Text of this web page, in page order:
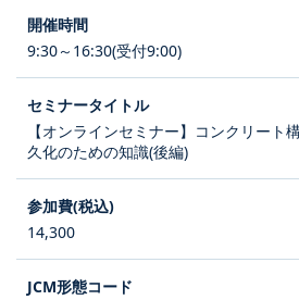
9:30～16:30(受付9:00)
【オンラインセミナー】コンクリート
久化のための知識(後編)
14,300